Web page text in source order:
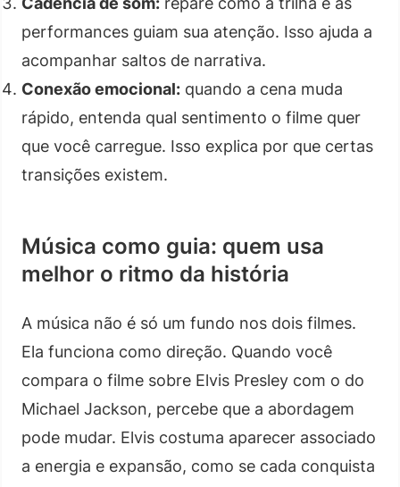
performances guiam sua atenção. Isso ajuda a
acompanhar saltos de narrativa.
Conexão emocional: quando a cena muda
rápido, entenda qual sentimento o filme quer
que você carregue. Isso explica por que certas
transições existem.
Música como guia: quem usa
melhor o ritmo da história
A música não é só um fundo nos dois filmes.
Ela funciona como direção. Quando você
compara o filme sobre Elvis Presley com o do
Michael Jackson, percebe que a abordagem
pode mudar. Elvis costuma aparecer associado
a energia e expansão, como se cada conquista